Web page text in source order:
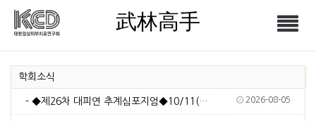
武林高手
武林高手
학회소식
- ◆제26차 대피연 추계심포지엄◆10/11(일)서울드래곤시티 2026-08-05